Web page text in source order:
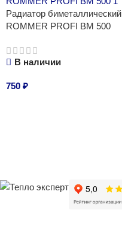
Радиатор биметаллический
ROMMER PROFI BM 500
В наличии
750 ₽